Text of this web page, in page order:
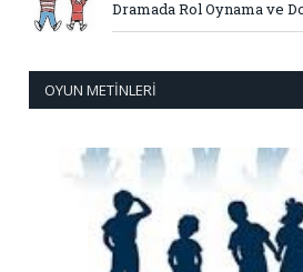
Dramada Rol Oynama ve
OYUN METINLERI